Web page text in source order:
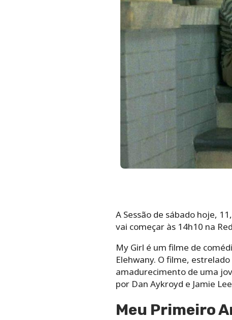
A Sessão de sábado hoje,
vai começar às 14h10 na
My Girl é um filme de
Elehwany. O filme,
amadurecimento de uma
por Dan Aykroyd e Jamie
Meu Primeiro